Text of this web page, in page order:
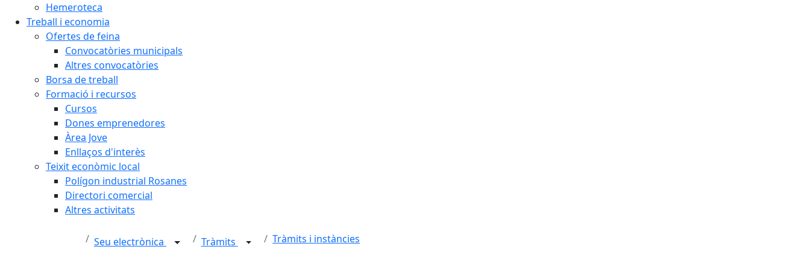
Hemeroteca
Treball i economia
Ofertes de feina
Convocatòries municipals
Altres convocatòries
Borsa de treball
Formació i recursos
Cursos
Dones emprenedores
Àrea Jove
Enllaços d'interès
Teixit econòmic local
Polígon industrial Rosanes
Directori comercial
Altres activitats
Seu electrònica Tràmits Tràmits i instàncies